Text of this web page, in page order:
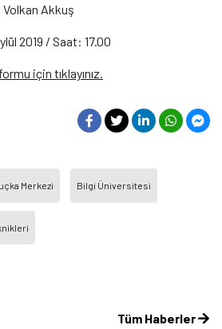
Volkan Akkuş
2019 / Saat: 17.00
için tıklayınız.
Merkezi Bilgi Üniversitesi
Tüm Haberler